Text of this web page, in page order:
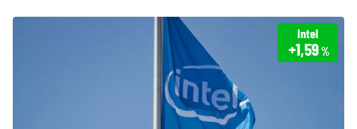
Intel
+1,59%